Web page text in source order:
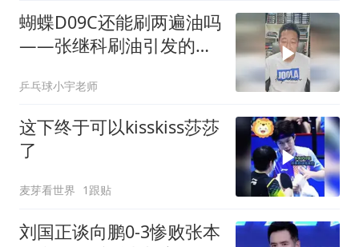
蝴蝶D09C还能刷两遍油吗
——张继科刷油引发的思
乒乓球小宇老师
这下终于可以kisskiss莎莎
了
麦芽看世界 1跟贴
刘国正谈向鹏0-3惨败张本